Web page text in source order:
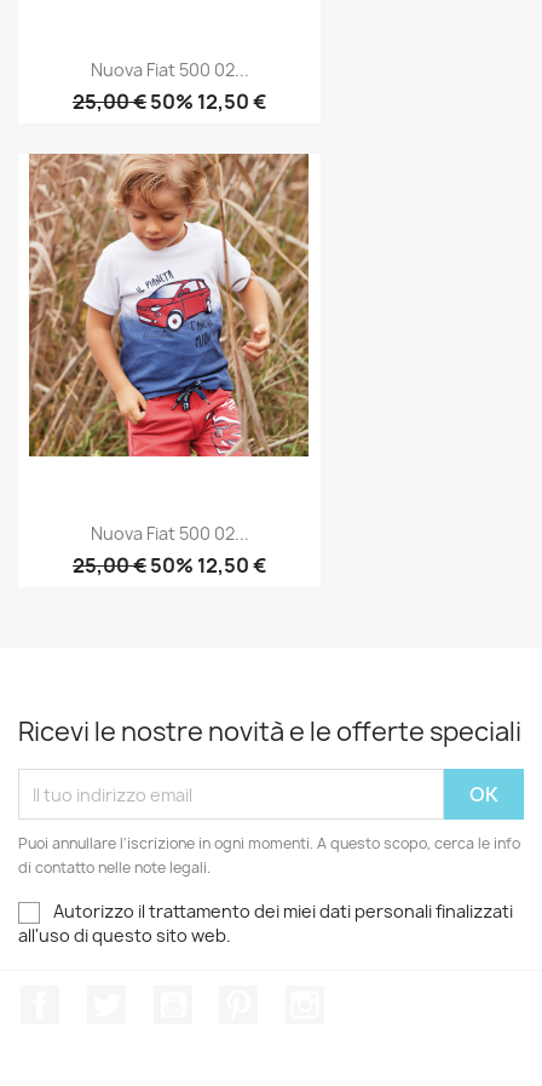
Nuova Fiat 500 02...
25,00 €50% 12,50 €
Nuova Fiat 500 02...
25,00 €50% 12,50 €
Ricevi le nostre novità e le offerte speciali
Puoi annullare l'iscrizione in ogni momenti. A questo scopo, cerca le info
di contatto nelle note legali.
Autorizzo il trattamento dei miei dati personali finalizzati
all'uso di questo sito web.